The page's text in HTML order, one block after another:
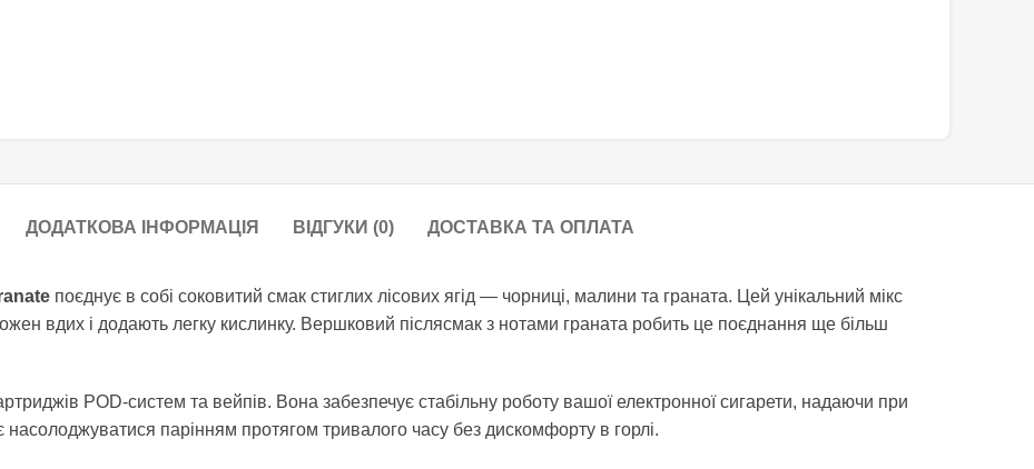
ДОДАТКОВА ІНФОРМАЦІЯ ВІДГУКИ (0) ДОСТАВКА ТА ОПЛАТА
поєднує в собі соковитий смак стиглих лісових ягід — чорниці, малини та граната. Цей унікальний мікс
вдих і додають легку кислинку. Вершковий післясмак з нотами граната робить це поєднання ще більш
POD-систем та вейпів. Вона забезпечує стабільну роботу вашої електронної сигарети, надаючи при
парінням протягом тривалого часу без дискомфорту в горлі.